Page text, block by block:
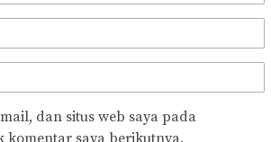
dan situs web saya pada
komentar saya berikutnya.